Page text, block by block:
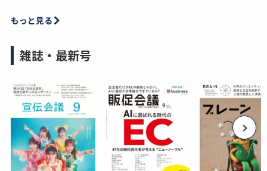
もっと見る
雑誌・最新号